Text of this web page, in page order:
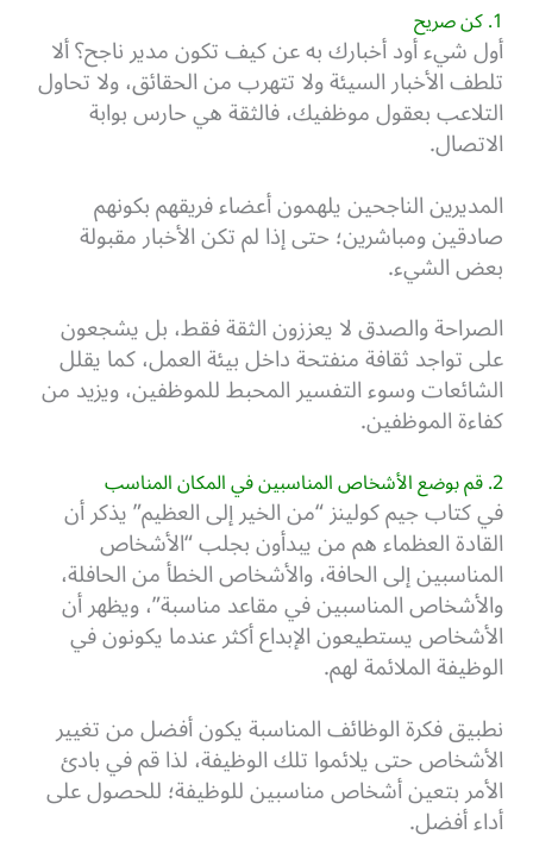
1. كن صريح
أول شيء أود أخبارك به عن كيف تكون مدير ناجح؟ ألا
تلطف الأخبار السيئة ولا تتهرب من الحقائق، ولا تحاول
التلاعب بعقول موظفيك، فالثقة هي حارس بوابة
الاتصال.
المديرين الناجحين يلهمون أعضاء فريقهم بكونهم
صادقين ومباشرين؛ حتى إذا لم تكن الأخبار مقبولة
بعض الشيء.
الصراحة والصدق لا يعززون الثقة فقط، بل يشجعون
على تواجد ثقافة منفتحة داخل بيئة العمل، كما يقلل
الشائعات وسوء التفسير المحبط للموظفين، ويزيد من
كفاءة الموظفين.
2. قم بوضع الأشخاص المناسبين في المكان المناسب
في كتاب جيم كولينز “من الخير إلى العظيم” يذكر أن
القادة العظماء هم من يبدأون بجلب “الأشخاص
المناسبين إلى الحافة، والأشخاص الخطأ من الحافلة،
والأشخاص المناسبين في مقاعد مناسبة”، ويظهر أن
الأشخاص يستطيعون الإبداع أكثر عندما يكونون في
الوظيفة الملائمة لهم.
نطبيق فكرة الوظائف المناسبة يكون أفضل من تغيير
الأشخاص حتى يلائموا تلك الوظيفة، لذا قم في بادئ
الأمر بتعين أشخاص مناسبين للوظيفة؛ للحصول على
أداء أفضل.